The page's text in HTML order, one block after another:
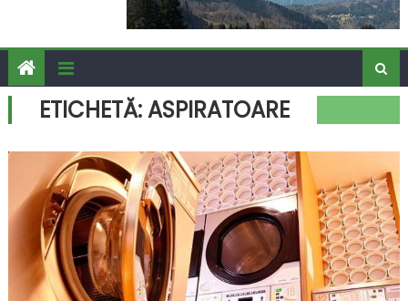
ETICHETĂ:ASPIRATOARE